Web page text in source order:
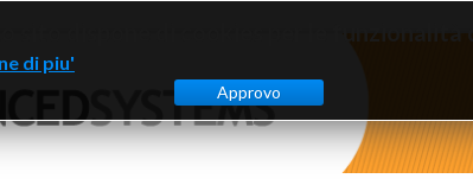
di piu'
Approvo